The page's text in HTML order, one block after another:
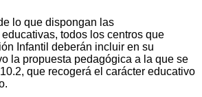
lo que dispongan las
todos los centros que
Infantil deberán incluir en su
la propuesta pedagógica a la que se
que recogerá el carácter educativo